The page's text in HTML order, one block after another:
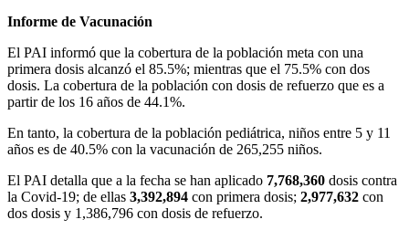
Informe de Vacunación
El PAI informó que la cobertura de la población meta con una
primera dosis alcanzó el 85.5%; mientras que el 75.5% con dos
dosis. La cobertura de la población con dosis de refuerzo que es a
partir de los 16 años de 44.1%.
En tanto, la cobertura de la población pediátrica, niños entre 5 y 11
años es de 40.5% con la vacunación de 265,255 niños.
El PAI detalla que a la fecha se han aplicado 7,768,360 dosis contra
la Covid-19; de ellas 3,392,894 con primera dosis; 2,977,632 con
dos dosis y 1,386,796 con dosis de refuerzo.